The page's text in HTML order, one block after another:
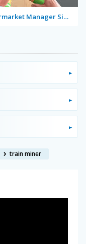
Supermarket Manager Simulator
train miner